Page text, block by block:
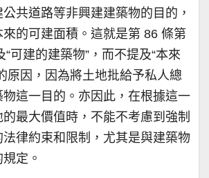
共道路等非興建建築物的目的，
的可建面積。這就是第 86 條第
可建的建築物”，而不提及“本來
原因，因為將土地批給予私人總
這一目的。亦因此，在根據這一
最大價值時，不能不考慮到強制
律約束和限制，尤其是與建築物
定。